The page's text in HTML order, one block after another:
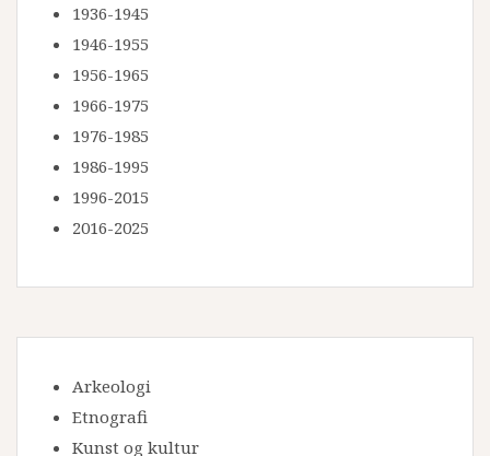
1936-1945
1946-1955
1956-1965
1966-1975
1976-1985
1986-1995
1996-2015
2016-2025
Arkeologi
Etnografi
Kunst og kultur